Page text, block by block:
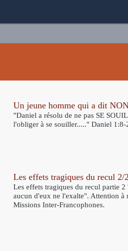
Un jeune homme qui a dit
"Daniel a résolu de ne pas SE
l'obliger à se souiller....." Daniel
Les effets tragiques du recul 2/
Les effets tragiques du recul partie
aucun d'eux ne l'exalte". Attention à
Missions Inter-Francophones.